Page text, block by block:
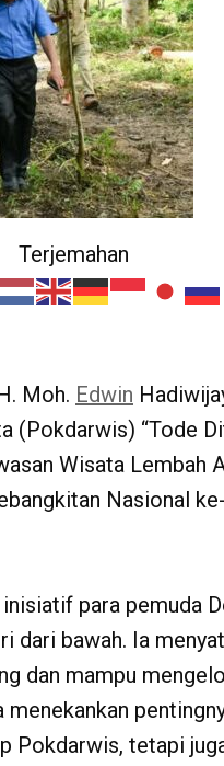
Terjemahan
Moh. Edwin
(Pokdarwis) “Tode
Wisata Lembah
Nasional
para pemuda
dari bawah. Ia
dan mampu
Pokdarwis, tetapi